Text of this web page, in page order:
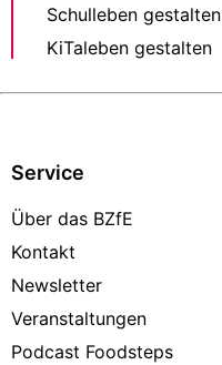
Schulleben gestalten
KiTaleben gestalten
Service
Über das BZfE
Kontakt
Newsletter
Veranstaltungen
Podcast Foodsteps